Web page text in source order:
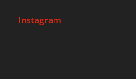
Instagram